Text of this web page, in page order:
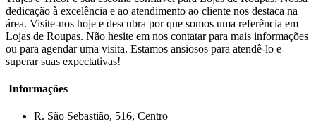
dedicação à excelência e ao atendimento ao cliente nos destaca na
área. Visite-nos hoje e descubra por que somos uma referência em
Lojas de Roupas. Não hesite em nos contatar para mais informações
ou para agendar uma visita. Estamos ansiosos para atendê-lo e
superar suas expectativas!
Informações
R. São Sebastião, 516, Centro